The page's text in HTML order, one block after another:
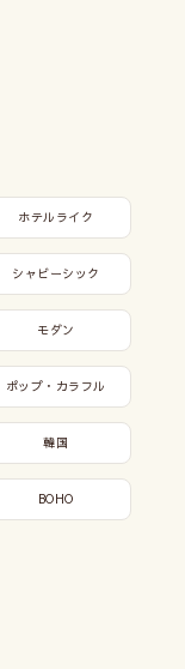
ホテルライク
シャビーシック
モダン
ポップ・カラフル
韓国
BOHO